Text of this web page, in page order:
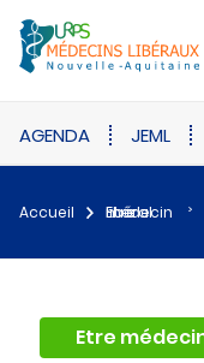
AGENDA JEML
Accueil Etre médecin libéral
Etre